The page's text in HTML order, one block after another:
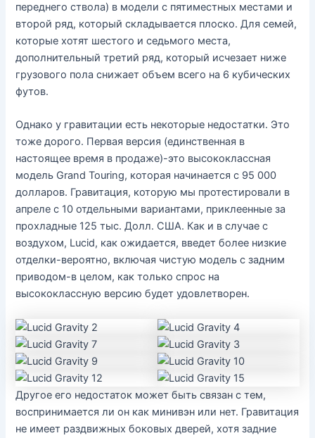
переднего ствола) в модели с пятиместных местами и
второй ряд, который складывается плоско. Для семей,
которые хотят шестого и седьмого места,
дополнительный третий ряд, который исчезает ниже
грузового пола снижает объем всего на 6 кубических
футов.
Однако у гравитации есть некоторые недостатки. Это
тоже дорого. Первая версия (единственная в
настоящее время в продаже)-это высококлассная
модель Grand Touring, которая начинается с 95 000
долларов. Гравитация, которую мы протестировали в
апреле с 10 отдельными вариантами, приклеенные за
прохладные 125 тыс. Долл. США. Как и в случае с
воздухом, Lucid, как ожидается, введет более низкие
отделки-вероятно, включая чистую модель с задним
приводом-в целом, как только спрос на
высококлассную версию будет удовлетворен.
Другое его недостаток может быть связан с тем,
воспринимается ли он как минивэн или нет. Гравитация
не имеет раздвижных боковых дверей, хотя задние